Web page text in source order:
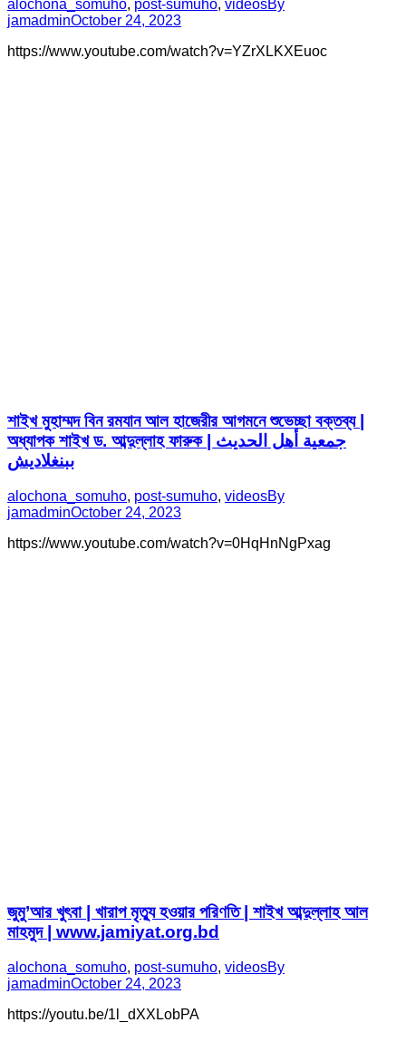
alochona_somuho, post-sumuho, videosBy
jamadminOctober 24, 2023
https://www.youtube.com/watch?v=YZrXLKXEuoc
শাইখ মুহাম্মদ বিন রমযান আল হাজেরীর আগমনে শুভেচ্ছা বক্তব্য |
অধ্যাপক শাইখ ড. আব্দুল্লাহ ফারুক | جمعية أهل الحديث
ببنغلاديش
alochona_somuho, post-sumuho, videosBy
jamadminOctober 24, 2023
https://www.youtube.com/watch?v=0HqHnNgPxag
জুমু’আর খুৎবা | খারাপ মৃত্যু হওয়ার পরিণতি | শাইখ আব্দুল্লাহ আল
মাহমুদ | www.jamiyat.org.bd
alochona_somuho, post-sumuho, videosBy
jamadminOctober 24, 2023
https://youtu.be/1l_dXXLobPA